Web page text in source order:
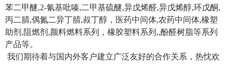
苯二甲醚,2-氰基吡嗪,二甲基硫醚,异戊烯醛,异戊烯醇,环戊酮,
丙二腈,偶氮二异丁腈,叔丁醇，医药中间体,农药中间体,橡塑
助剂,阻燃剂,颜料燃料系列，橡胶塑料系列,,酚醛树脂等系列
产品等。
我们期待着与国内外客户建立广泛友好的合作关系，热忱欢